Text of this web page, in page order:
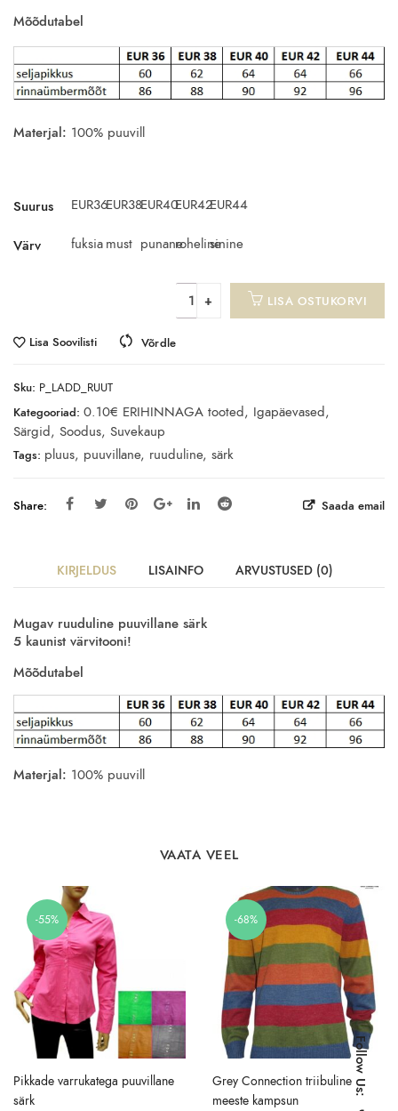
Mõõdutabel
Materjal: 100% puuvill
Suurus EUR36EUR38EUR40EUR42EUR44
Värv fuksia must punanerohelinesinine
LISA OSTUKORVI
Lisa Soovilisti Võrdle
Sku: P_LADD_RUUT
Kategooriad: 0.10€ ERIHINNAGA tooted, Igapäevased,
Särgid, Soodus, Suvekaup
Tags: pluus, puuvillane, ruuduline, särk
Share: Saada email
KIRJELDUS LISAINFO ARVUSTUSED (0)
Mugav ruuduline puuvillane särk
5 kaunist värvitooni!
Mõõdutabel
Materjal: 100% puuvill
VAATA VEEL
-55%
Pikkade varrukatega puuvillane
särk
-68%
Grey Connection triibuline
meeste kampsun
Follow Us: